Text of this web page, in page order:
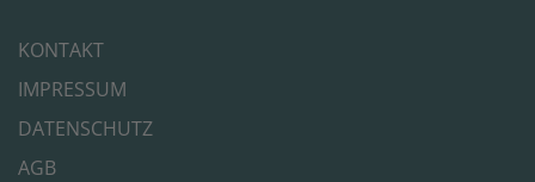
KONTAKT
IMPRESSUM
DATENSCHUTZ
AGB